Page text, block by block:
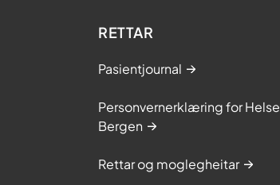
RETTAR
Pasientjournal
Personvernerklæring for Helse
Bergen
Rettar og moglegheitar